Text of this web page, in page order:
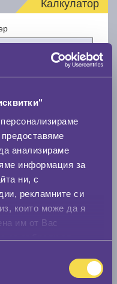
анализираме
информация за
ни, с
рекламните си
които може да я
им от Вас